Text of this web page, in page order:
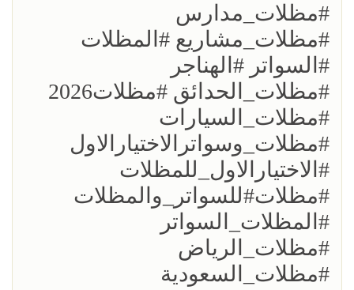
#مظلات_مدارس
#مظلات_مشاريع #المظلات
#السواتر #الهناجر
#مظلات_الحدائق #مظلات2026
#مظلات_السيارات
#مظلات_وسواترالاختيارالاول
#الاختيارالاول_للمظلات
#مظلات#للسواتر_والمظلات
#المظلات_السواتر
#مظلات_الرياض
#مظلات_السعودية